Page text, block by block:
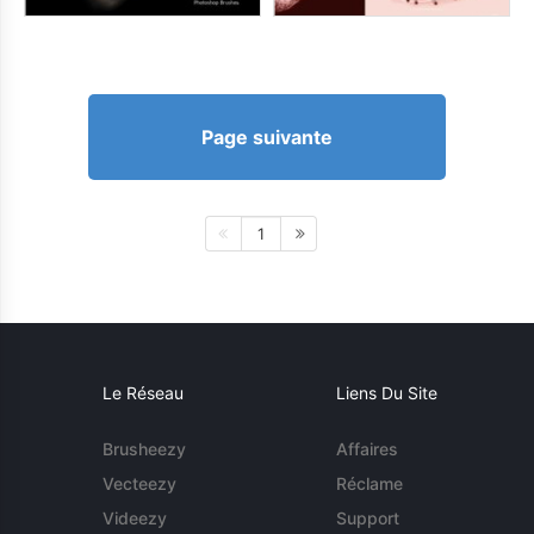
Page suivante
1
Le Réseau
Brusheezy
Vecteezy
Videezy
Liens Du Site
Affaires
Réclame
Support